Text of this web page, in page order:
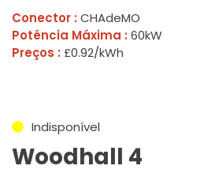
Conector : CHAdeMO
Potência Máxima : 60kW
Preços : £0.92/kWh
Indisponível
Woodhall 4